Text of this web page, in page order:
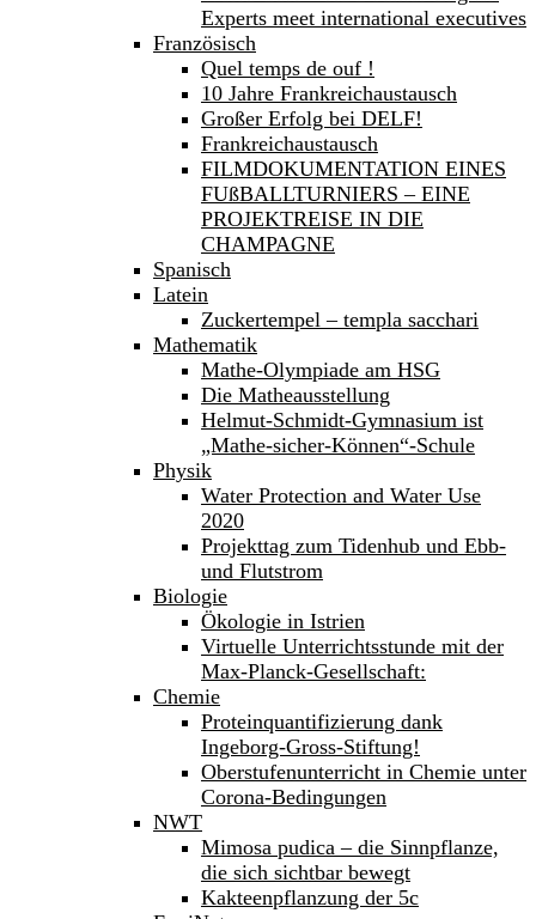
Experts meet international executives
Französisch
Quel temps de ouf !
10 Jahre Frankreichaustausch
Großer Erfolg bei DELF!
Frankreichaustausch
FILMDOKUMENTATION EINES
FUßBALLTURNIERS – EINE
PROJEKTREISE IN DIE
CHAMPAGNE
Spanisch
Latein
Zuckertempel – templa sacchari
Mathematik
Mathe-Olympiade am HSG
Die Matheausstellung
Helmut-Schmidt-Gymnasium ist
„Mathe-sicher-Können“-Schule
Physik
Water Protection and Water Use
2020
Projekttag zum Tidenhub und Ebb-
und Flutstrom
Biologie
Ökologie in Istrien
Virtuelle Unterrichtsstunde mit der
Max-Planck-Gesellschaft:
Chemie
Proteinquantifizierung dank
Ingeborg-Gross-Stiftung!
Oberstufenunterricht in Chemie unter
Corona-Bedingungen
NWT
Mimosa pudica – die Sinnpflanze,
die sich sichtbar bewegt
Kakteenpflanzung der 5c